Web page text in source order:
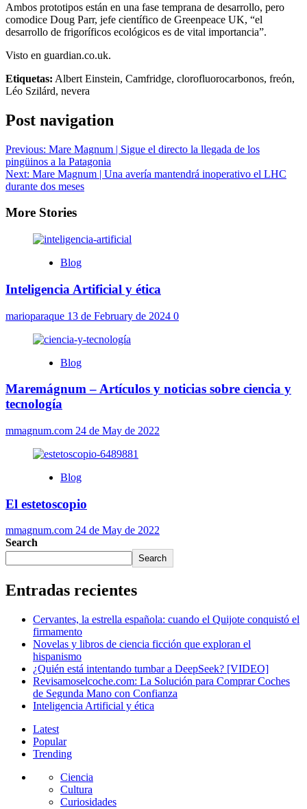
Ambos prototipos están en una fase temprana de desarrollo, pero
comodice Doug Parr, jefe científico de Greenpeace UK, “el
desarrollo de frigoríficos ecológicos es de vital importancia”.
Visto en guardian.co.uk.
Etiquetas: Albert Einstein, Camfridge, clorofluorocarbonos, freón,
Léo Szilárd, nevera
Post navigation
Previous: Mare Magnum | Sigue el directo la llegada de los
pingüinos a la Patagonia
Next: Mare Magnum | Una avería mantendrá inoperativo el LHC
durante dos meses
More Stories
Blog
Inteligencia Artificial y ética
marioparaque 13 de February de 2024 0
Blog
Maremágnum – Artículos y noticias sobre ciencia y
tecnología
mmagnum.com 24 de May de 2022
Blog
El estetoscopio
mmagnum.com 24 de May de 2022
Search
Search
Entradas recientes
Cervantes, la estrella española: cuando el Quijote conquistó el
firmamento
Novelas y libros de ciencia ficción que exploran el
hispanismo
¿Quién está intentando tumbar a DeepSeek? [VIDEO]
Revisamoselcoche.com: La Solución para Comprar Coches
de Segunda Mano con Confianza
Inteligencia Artificial y ética
Latest
Popular
Trending
Ciencia
Cultura
Curiosidades